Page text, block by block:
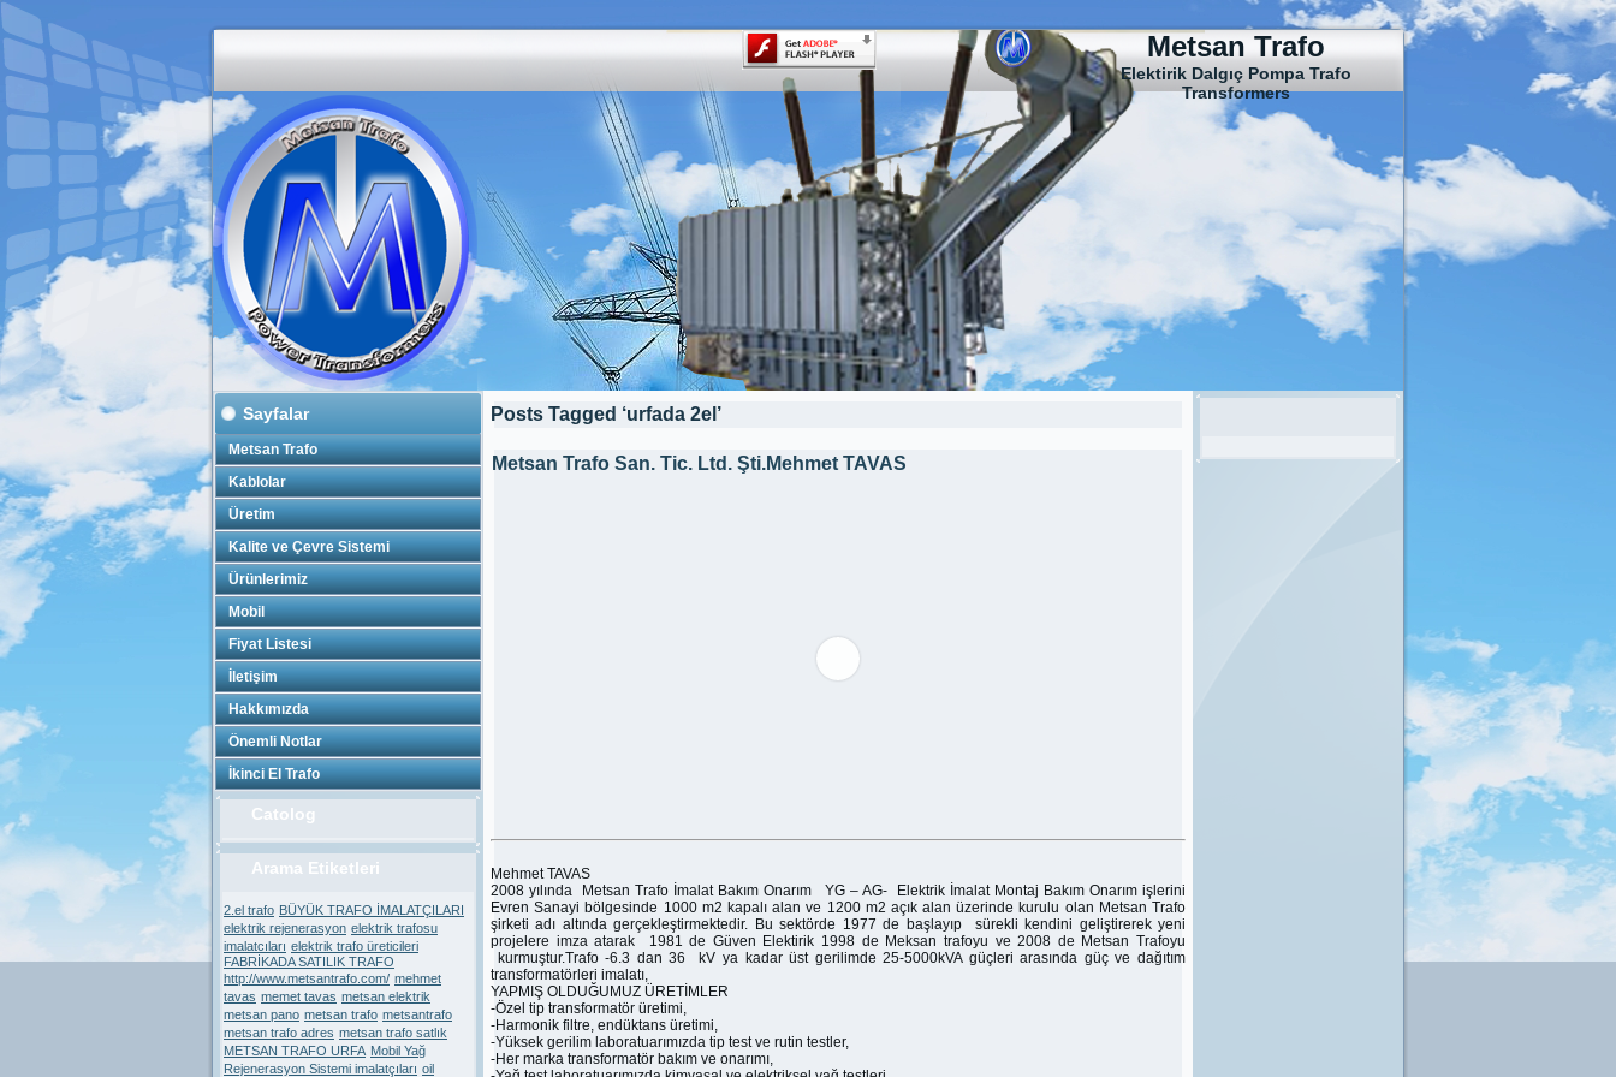
Metsan Trafo
Elektirik Dalgıç Pompa Trafo
Transformers
Sayfalar
Metsan Trafo
Kablolar
Üretim
Kalite ve Çevre Sistemi
Ürünlerimiz
Mobil
Fiyat Listesi
İletişim
Hakkımızda
Önemli Notlar
İkinci El Trafo
Catolog
Arama Etiketleri
2.el trafo BÜYÜK TRAFO İMALATÇILARI
elektrik rejenerasyon elektrik trafosu
imalatcıları elektrik trafo üreticileri
FABRİKADA SATILIK TRAFO
http://www.metsantrafo.com/ mehmet
tavas memet tavas metsan elektrik
metsan pano metsan trafo metsantrafo
metsan trafo adres metsan trafo satlık
METSAN TRAFO URFA Mobil Yağ
Rejenerasyon Sistemi imalatçıları oil
Posts Tagged ‘urfada 2el’
Metsan Trafo San. Tic. Ltd. Şti.Mehmet TAVAS
Mehmet TAVAS
2008 yılında Metsan Trafo İmalat Bakım Onarım YG – AG- Elektrik İmalat Montaj Bakım Onarım işlerini
Evren Sanayi bölgesinde 1000 m2 kapalı alan ve 1200 m2 açık alan üzerinde kurulu olan Metsan Trafo
şirketi adı altında gerçekleştirmektedir. Bu sektörde 1977 de başlayıp sürekli kendini geliştirerek yeni
projelere imza atarak 1981 de Güven Elektirik 1998 de Meksan trafoyu ve 2008 de Metsan Trafoyu
kurmuştur.Trafo -6.3 dan 36 kV ya kadar üst gerilimde 25-5000kVA güçleri arasında güç ve dağıtım
transformatörleri imalatı,
YAPMIŞ OLDUĞUMUZ ÜRETİMLER
-Özel tip transformatör üretimi,
-Harmonik filtre, endüktans üretimi,
-Yüksek gerilim laboratuarımızda tip test ve rutin testler,
-Her marka transformatör bakım ve onarımı,